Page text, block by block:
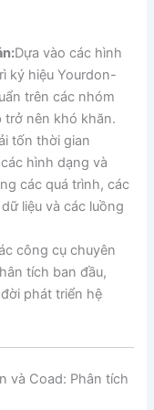
Dựa vào các hình
ký hiệu Yourdon-
trên các nhóm
trở nên khó khăn.
tốn thời gian
hình dạng và
các quá trình, các
liệu và các luồng
công cụ chuyên
tích ban đầu,
phát triển hệ
và Coad: Phân tích